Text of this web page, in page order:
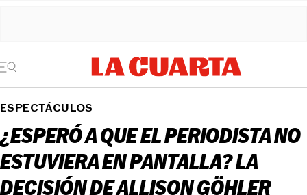
ESPECTÁCULOS
¿ESPERÓ A QUE EL PERIODISTA NO
ESTUVIERA EN PANTALLA? LA
DECISIÓN DE ALLISON GÖHLER